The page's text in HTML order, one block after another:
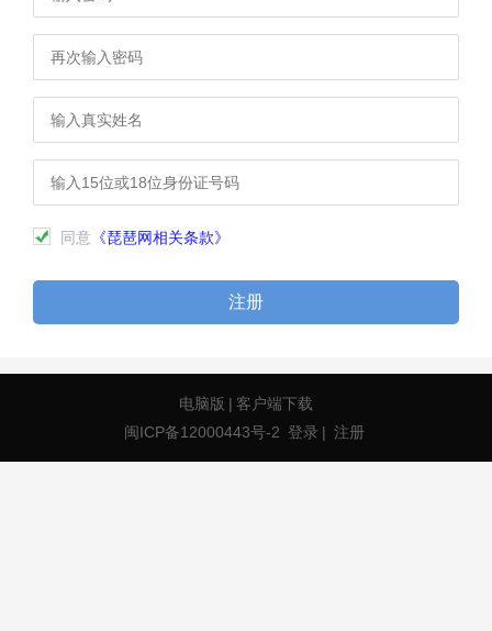
同意 《琵琶网相关条款》
注册
电脑版 | 客户端下载
闽ICP备12000443号-2 登录 | 注册